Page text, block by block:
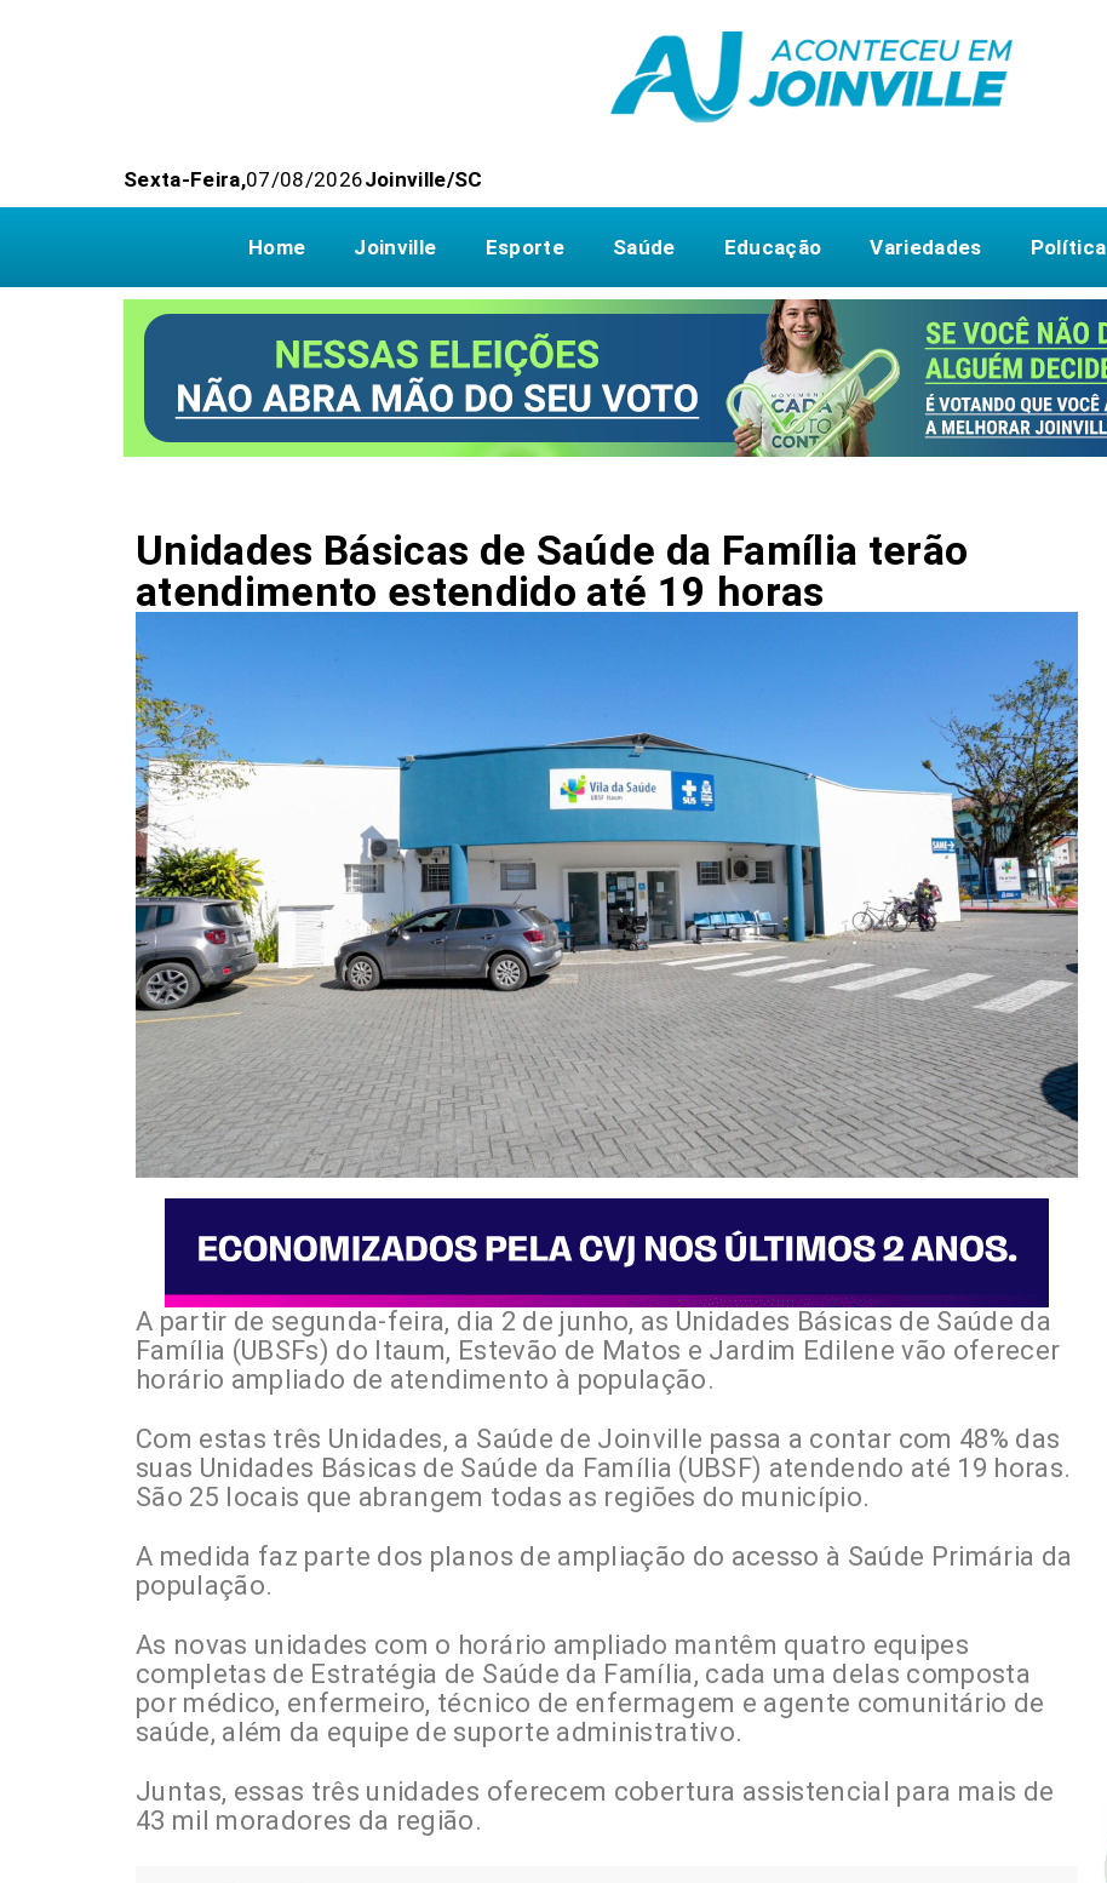
Sexta-Feira,07/08/2026Joinville/SC
Home Joinville Esporte Saúde Educação Variedades Política
Unidades Básicas de Saúde da Família terão
atendimento estendido até 19 horas
A partir de segunda-feira, dia 2 de junho, as Unidades Básicas de Saúde da
Família (UBSFs) do Itaum, Estevão de Matos e Jardim Edilene vão oferecer
horário ampliado de atendimento à população.
Com estas três Unidades, a Saúde de Joinville passa a contar com 48% das
suas Unidades Básicas de Saúde da Família (UBSF) atendendo até 19 horas.
São 25 locais que abrangem todas as regiões do município.
A medida faz parte dos planos de ampliação do acesso à Saúde Primária da
população.
As novas unidades com o horário ampliado mantêm quatro equipes
completas de Estratégia de Saúde da Família, cada uma delas composta
por médico, enfermeiro, técnico de enfermagem e agente comunitário de
saúde, além da equipe de suporte administrativo.
Juntas, essas três unidades oferecem cobertura assistencial para mais de
43 mil moradores da região.